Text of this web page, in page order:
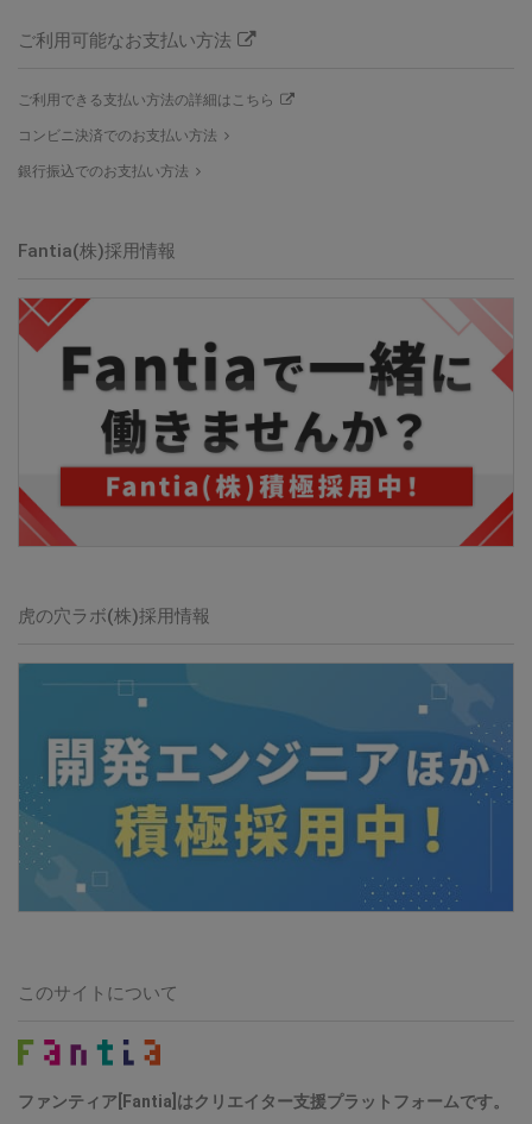
ご利用可能なお支払い方法
ご利用できる支払い方法の詳細はこちら
コンビニ決済でのお支払い方法
銀行振込でのお支払い方法
Fantia(株)採用情報
虎の穴ラボ(株)採用情報
このサイトについて
ファンティア[Fantia]はクリエイター支援プラットフォームです。